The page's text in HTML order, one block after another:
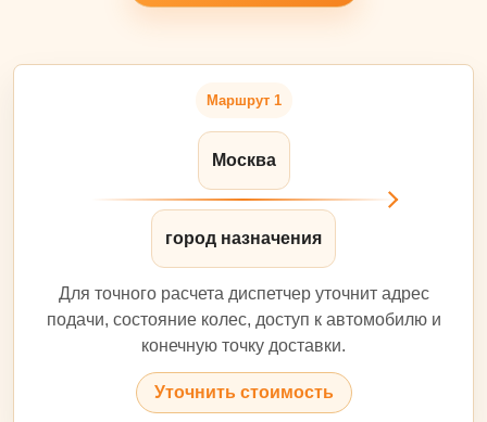
Маршрут 1
Москва
город назначения
Для точного расчета диспетчер уточнит адрес
подачи, состояние колес, доступ к автомобилю и
конечную точку доставки.
Уточнить стоимость